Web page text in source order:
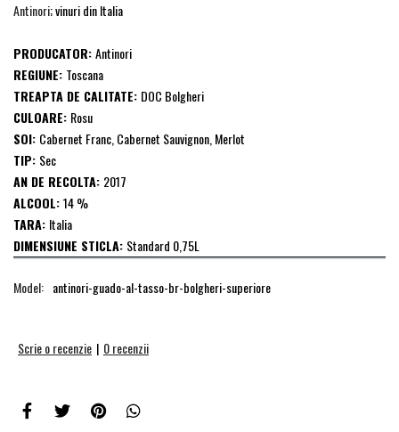
Antinori; vinuri din Italia
PRODUCATOR:Antinori
REGIUNE: Toscana
TREAPTA DE CALITATE: DOC Bolgheri
CULOARE: Rosu
SOI: Cabernet Franc, Cabernet Sauvignon, Merlot
TIP: Sec
AN DE RECOLTA: 2017
ALCOOL:14 %
TARA: Italia
DIMENSIUNE STICLA: Standard 0,75L
Model: antinori-guado-al-tasso-br-bolgheri-superiore
Scrie o recenzie | 0 recenzii